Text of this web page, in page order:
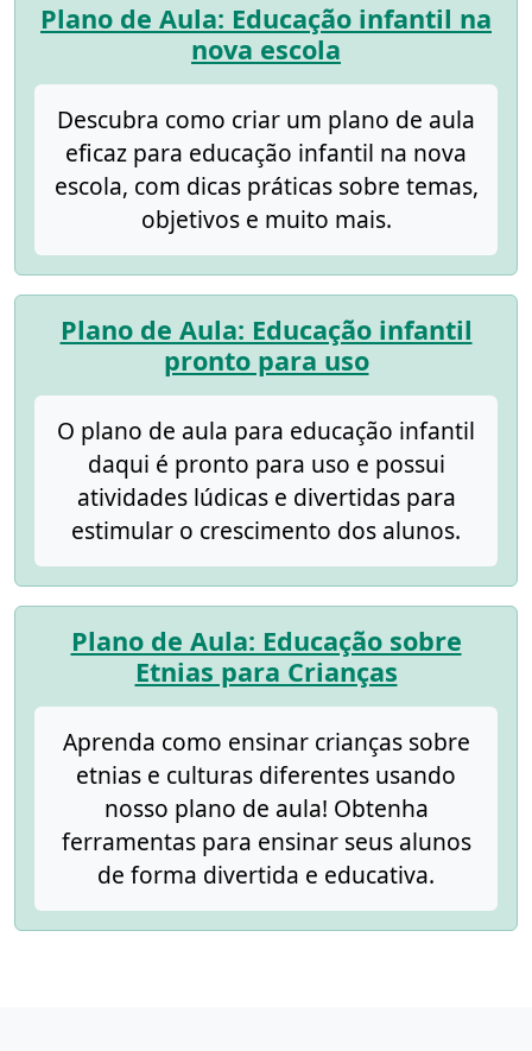
Plano de Aula: Educação infantil na
nova escola
Descubra como criar um plano de aula
eficaz para educação infantil na nova
escola, com dicas práticas sobre temas,
objetivos e muito mais.
Plano de Aula: Educação infantil
pronto para uso
O plano de aula para educação infantil
daqui é pronto para uso e possui
atividades lúdicas e divertidas para
estimular o crescimento dos alunos.
Plano de Aula: Educação sobre
Etnias para Crianças
Aprenda como ensinar crianças sobre
etnias e culturas diferentes usando
nosso plano de aula! Obtenha
ferramentas para ensinar seus alunos
de forma divertida e educativa.